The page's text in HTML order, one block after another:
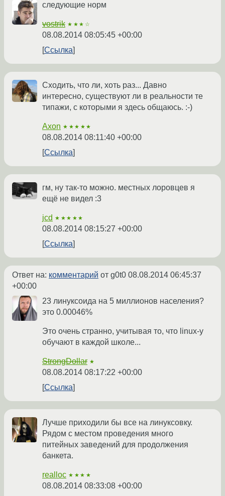
следующие норм
vostrik ★★★☆
08.08.2014 08:05:45 +00:00
Ссылка
Сходить, что ли, хоть раз... Давно
интересно, существуют ли в реальности те
типажи, с которыми я здесь общаюсь. :-)
Axon ★★★★★
08.08.2014 08:11:40 +00:00
Ссылка
гм, ну так-то можно. местных лоровцев я
ещё не видел :3
jcd ★★★★★
08.08.2014 08:15:27 +00:00
Ссылка
Ответ на: комментарий от g0t0 08.08.2014 06:45:37
+00:00
23 линуксоида на 5 миллионов населения?
это 0.00046%
Это очень странно, учитывая то, что linux-у
обучают в каждой школе...
StrongDollar ★
08.08.2014 08:17:22 +00:00
Ссылка
Лучше приходили бы все на линуксовку.
Рядом с местом проведения много
питейных заведений для продолжения
банкета.
realloc ★★★★
08.08.2014 08:33:08 +00:00